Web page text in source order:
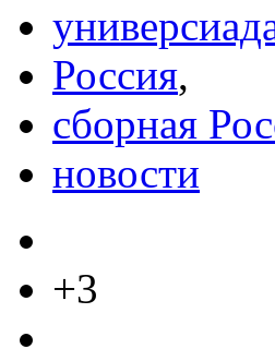
Россия,
сборная
новости
+3